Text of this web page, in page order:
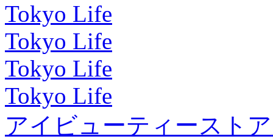
Tokyo Life
Tokyo Life
Tokyo Life
Tokyo Life
アイビューティースト